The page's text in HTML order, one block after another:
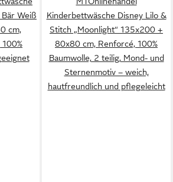
Weiß
cm,
Kinderbettwäsche Disney Lilo &
Stitch „Moonlight“ 135x200 +
80x80 cm, Renforcé, 100%
Baumwolle, 2 teilig, Mond- und
Sternenmotiv – weich,
hautfreundlich und pflegeleicht